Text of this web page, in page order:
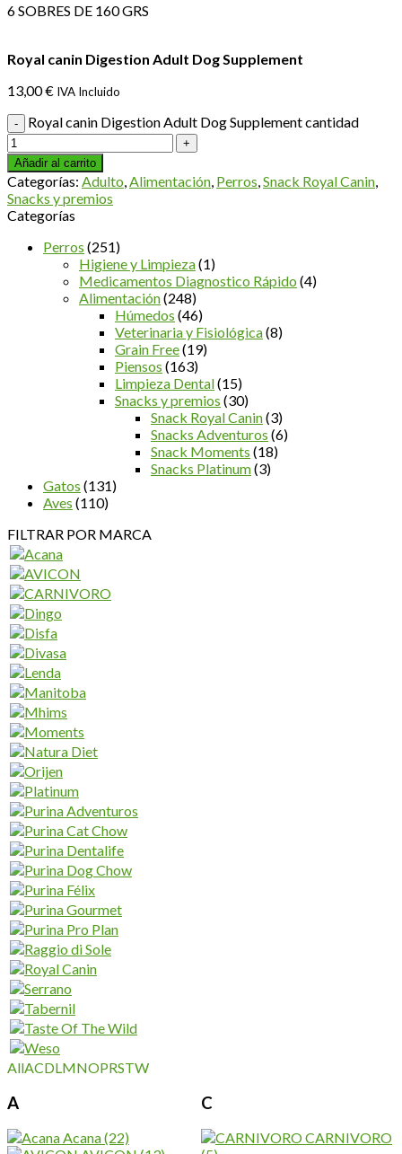
6 SOBRES DE 160 GRS
Royal canin Digestion Adult Dog Supplement
13,00€ IVA Incluido
Royal canin Digestion Adult Dog Supplement cantidad
Añadir al carrito
Categorías: Adulto,Alimentación, Perros,Snack Royal Canin,
Snacks y premios
Categorías
Perros (251)
Higiene y Limpieza(1)
Medicamentos Diagnostico Rápido (4)
Alimentación(248)
Húmedos (46)
Veterinaria y Fisiológica(8)
Grain Free(19)
Piensos (163)
Limpieza Dental(15)
Snacks y premios (30)
Snack Royal Canin(3)
Snacks Adventuros (6)
Snack Moments (18)
Snacks Platinum(3)
Gatos (131)
Aves (110)
FILTRAR POR MARCA
AllACDLMNOPRSTW
A
Acana(22)
C
CARNIVORO